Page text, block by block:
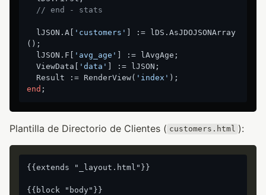
// end - stats
  lJSON.A[
'customers' ] := lDS.AsJDOJSONArray
();
  lJSON.F[
'avg_age' ] := lAvgAge;
  ViewData[
'data' ] := lJSON;
  Result := RenderView(
'index'
end
Plantilla de Directorio de Clientes ( customers.html ):
{{extends "_layout.html"}}
{{block "body"}}